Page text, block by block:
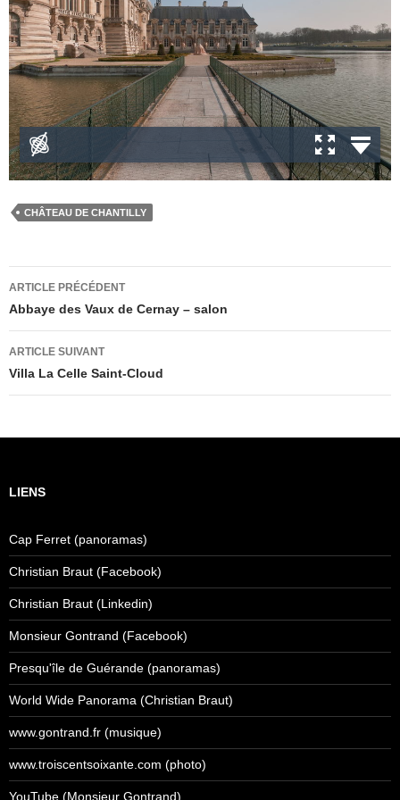
CHÂTEAU DE CHANTILLY
Navigation
des
articles
ARTICLE PRÉCÉDENT
Abbaye des Vaux de Cernay – salon
ARTICLE SUIVANT
Villa La Celle Saint-Cloud
LIENS
Cap Ferret (panoramas)
Christian Braut (Facebook)
Christian Braut (Linkedin)
Monsieur Gontrand (Facebook)
Presqu'île de Guérande (panoramas)
World Wide Panorama (Christian Braut)
www.gontrand.fr (musique)
www.troiscentsoixante.com (photo)
YouTube (Monsieur Gontrand)